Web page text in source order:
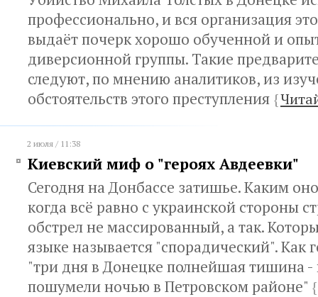
профессионально, и вся организация
выдаёт почерк хорошо обученной и
диверсионной группы. Такие
следуют, по мнению аналитиков, из
обстоятельств этого преступления {
2 июля / 11:38
Киевский миф о "героях Авдеевки"
Сегодня на Донбассе затишье. Каким
когда всё равно с украинской стороны
обстрел не массированный, а так.
языке называется "спорадический". Как
"три дня в Донецке полнейшая тишина -
пошумели ночью в Петровском районе" {